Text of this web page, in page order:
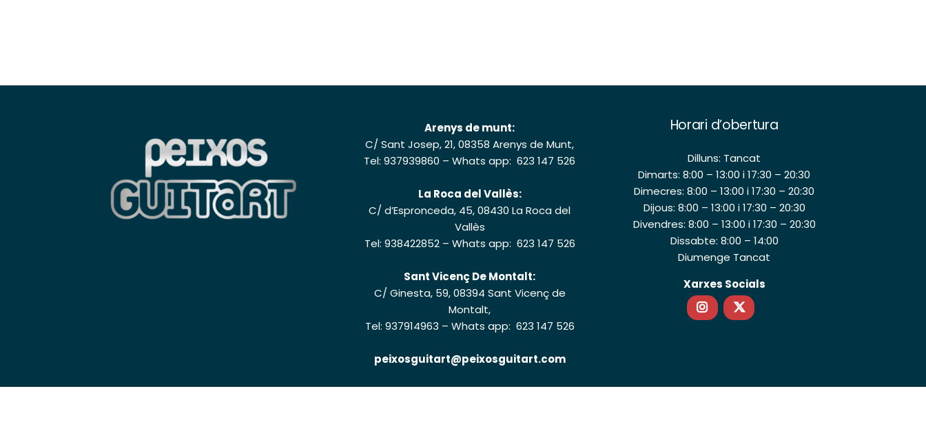
Arenys de munt:
C/ Sant Josep, 21, 08358 Arenys de Munt,
Tel: 937939860 –Whats app: 623 147 526
La Roca del Vallès:
C/ d’Espronceda, 45, 08430 La Roca del
Vallès
Tel: 938422852– Whats app: 623 147 526
Sant Vicenç De Montalt:
C/ Ginesta, 59, 08394 Sant Vicenç de
Montalt,
Tel: 937914963 – Whats app: 623 147 526
peixosguitart@peixosguitart.com
Horari d’obertura
Dilluns: Tancat
Dimarts: 8:00 – 13:00 i 17:30 – 20:30
Dimecres: 8:00 – 13:00 i 17:30 – 20:30
Dijous: 8:00 – 13:00 i 17:30 – 20:30
Divendres: 8:00 – 13:00 i 17:30 – 20:30
Dissabte: 8:00 – 14:00
Diumenge Tancat
Xarxes Socials